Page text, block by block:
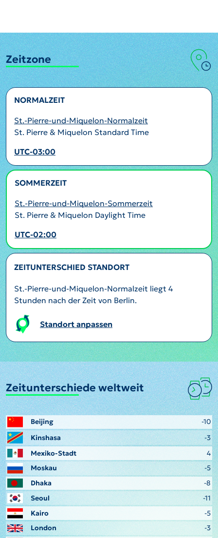
Zeitzone
NORMALZEIT
St.-Pierre-und-Miquelon-Normalzeit
St. Pierre & Miquelon Standard Time
UTC-03:00
SOMMERZEIT
St.-Pierre-und-Miquelon-Sommerzeit
St. Pierre & Miquelon Daylight Time
UTC-02:00
ZEITUNTERSCHIED STANDORT
St.-Pierre-und-Miquelon-Normalzeit liegt 4
Stunden nach der Zeit von Berlin.
Standort anpassen
Zeitunterschiede weltweit
Beijing
-10
Kinshasa
-3
Mexiko-Stadt
4
Moskau
-5
Dhaka
-8
Seoul
-11
Kairo
-5
London
-3